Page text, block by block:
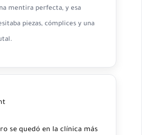
mentira perfecta, y esa
piezas, cómplices y una
se quedó en la clínica más